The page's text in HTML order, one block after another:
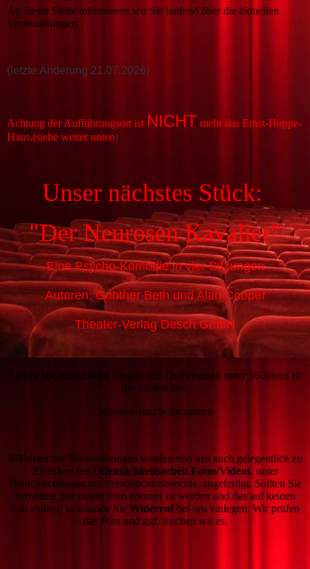
An dieser Stelle informieren wir Sie laufend über die aktuellen
Veranstaltungen.
(letzte Änderung 21.07.2026)
Achtung der Aufführungsort ist NICHT mehr das Ernst-Hoppe-
Haus.(siehe weiter unten)
Unser nächstes Stück:
"Der Neurosen Kavalier"
Eine Psycho-Komödie in vier Sitzungen
Autoren: Gunther Beth und Alan Cooper
Theater-Verlag Desch GmbH
Eintritt 10€ direkt beim Einlass und für Personen unter 16 Jahres ist
der Eintritt frei.
Spenden sind willkommen
Während der Veranstaltungen werden von uns auch gelegentlich zu
Zwecken der Öffentlichkeitsarbeit Fotos/Videos, unter
Berücksichtigung der Persönlichkeitsrechte, angefertigt. Sollten Sie
vermuten, auf einem Foto erkannt zu werden und das auf keinen
Fall wollen, so können Sie Widerrufbei uns einlegen. Wir prüfen
das Foto und ggf. löschen wir es.